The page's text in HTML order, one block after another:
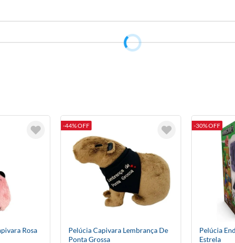
Rosa
-44% OFF
Pelúcia Capivara Lembrança De
Ponta Grossa
-30% OFF
Pelúcia
Estrela